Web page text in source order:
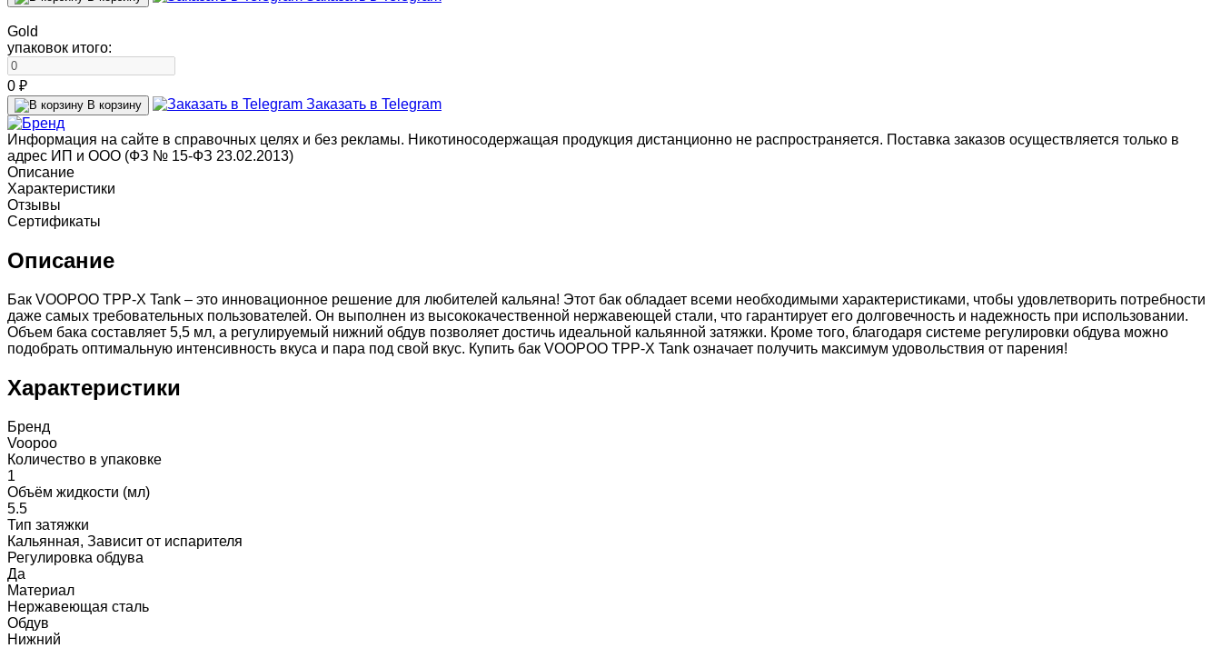
Gold
упаковок итого:
0 ₽
В корзину Заказать в Telegram
Информация на сайте в справочных целях и без рекламы. Никотиносодержащая продукция дистанционно не распространяется. Поставка заказов осуществляется только в
адрес ИП и ООО (ФЗ № 15-ФЗ 23.02.2013)
Описание
Характеристики
Отзывы
Сертификаты
Описание
Бак VOOPOO TPP-X Tank – это инновационное решение для любителей кальяна! Этот бак обладает всеми необходимыми характеристиками, чтобы удовлетворить потребности
даже самых требовательных пользователей. Он выполнен из высококачественной нержавеющей стали, что гарантирует его долговечность и надежность при использовании.
Объем бака составляет 5,5 мл, а регулируемый нижний обдув позволяет достичь идеальной кальянной затяжки. Кроме того, благодаря системе регулировки обдува можно
подобрать оптимальную интенсивность вкуса и пара под свой вкус. Купить бак VOOPOO TPP-X Tank означает получить максимум удовольствия от парения!
Характеристики
Бренд
Voopoo
Количество в упаковке
1
Объём жидкости (мл)
5.5
Тип затяжки
Кальянная, Зависит от испарителя
Регулировка обдува
Да
Материал
Нержавеющая сталь
Обдув
Нижний